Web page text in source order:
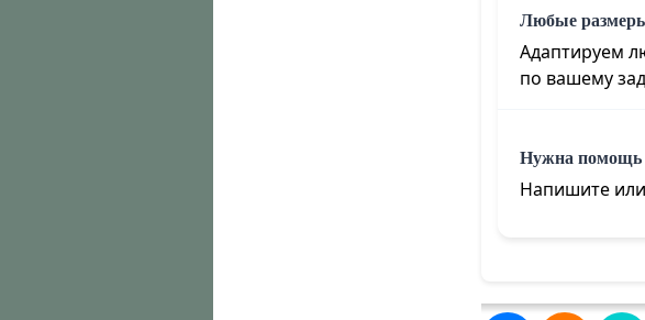
Любые
Адаптируем
по вашему
Нужна помощь
Напишите